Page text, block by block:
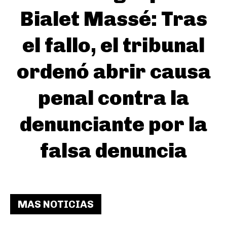
Bialet Massé: Tras
el fallo, el tribunal
ordenó abrir causa
penal contra la
denunciante por la
falsa denuncia
MAS NOTICIAS